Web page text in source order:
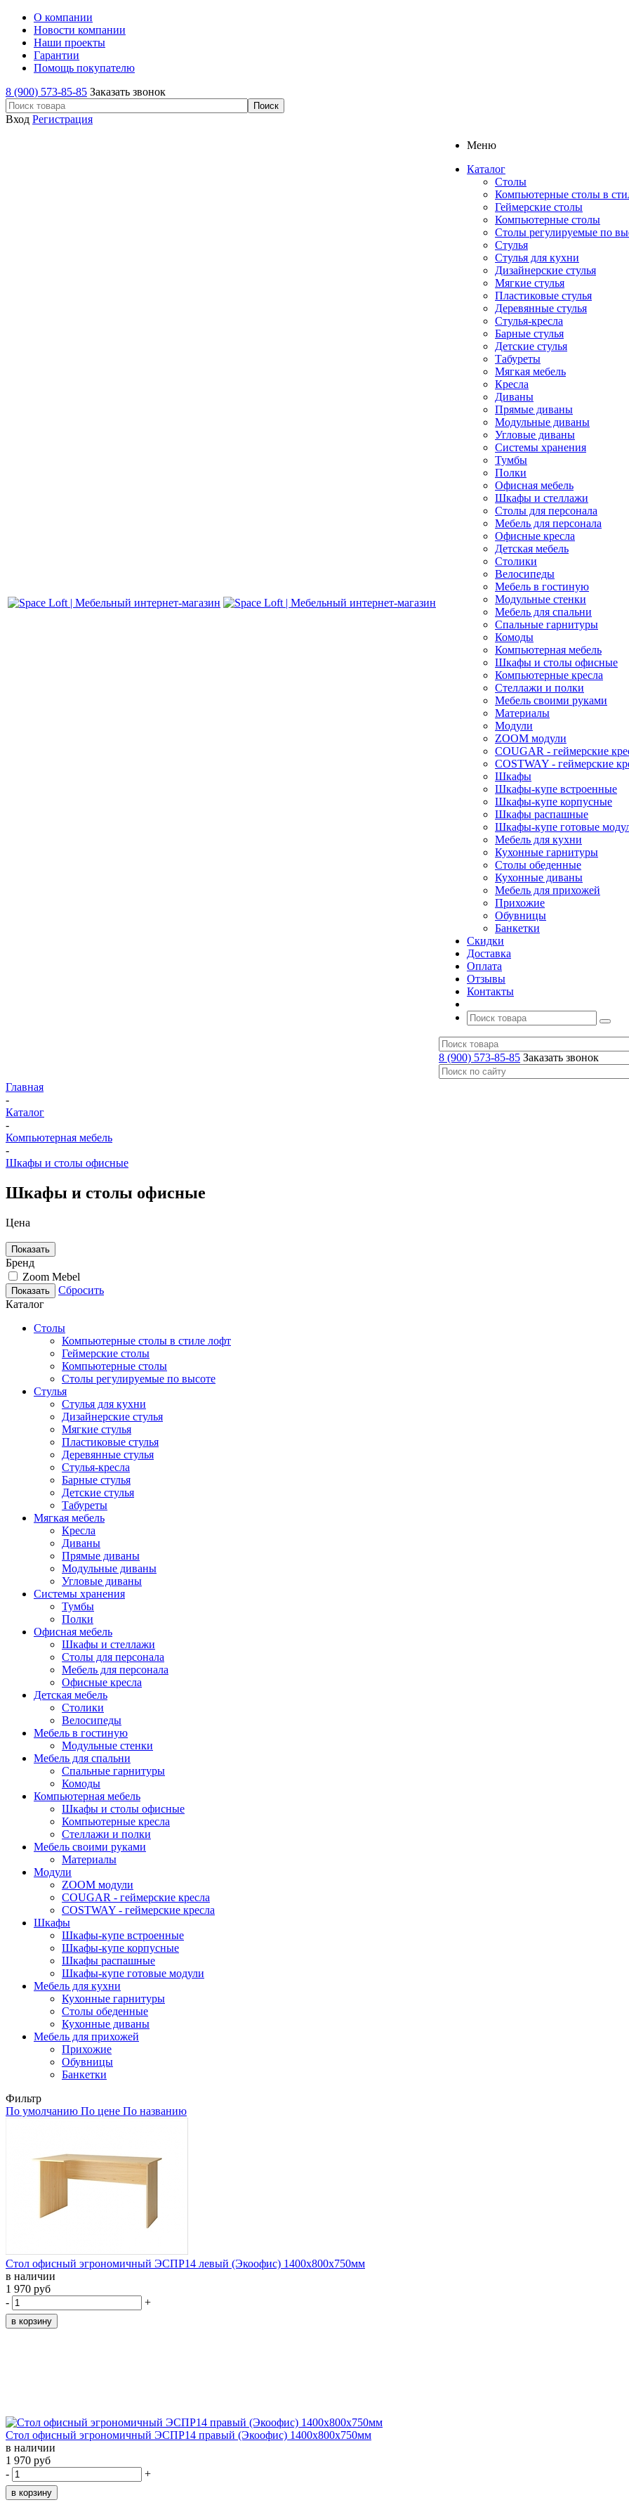
О компании
Новости компании
Наши проекты
Гарантии
Помощь покупателю
8 (900) 573-85-85 Заказать звонок
Вход Регистрация
Меню
Каталог
Столы
Компьютерные столы в
Геймерские столы
Компьютерные столы
Столы регулируемые по
Стулья
Стулья для кухни
Дизайнерские стулья
Мягкие стулья
Пластиковые стулья
Деревянные стулья
Стулья-кресла
Барные стулья
Детские стулья
Табуреты
Мягкая мебель
Кресла
Диваны
Прямые диваны
Модульные диваны
Угловые диваны
Системы хранения
Тумбы
Полки
Офисная мебель
Шкафы и стеллажи
Столы для персонала
Мебель для персонала
Офисные кресла
Детская мебель
Столики
Велосипеды
Мебель в гостиную
Модульные стенки
Мебель для спальни
Спальные гарнитуры
Комоды
Компьютерная мебель
Шкафы и столы офисные
Компьютерные кресла
Стеллажи и полки
Мебель своими руками
Материалы
Модули
ZOOM модули
COUGAR - геймерские
COSTWAY - геймерские
Шкафы
Шкафы-купе встроенные
Шкафы-купе корпусные
Шкафы распашные
Шкафы-купе готовые
Мебель для кухни
Кухонные гарнитуры
Столы обеденные
Кухонные диваны
Мебель для прихожей
Прихожие
Обувницы
Банкетки
Скидки
Доставка
Оплата
Отзывы
Контакты
8 (900) 573-85-85 Заказать звонок
Главная
-
Каталог
-
Компьютерная мебель
-
Шкафы и столы офисные
Шкафы и столы офисные
Цена
Показать
Бренд
Zoom Mebel
Показать
Сбросить
Каталог
Столы
Компьютерные столы в стиле лофт
Геймерские столы
Компьютерные столы
Столы регулируемые по высоте
Стулья
Стулья для кухни
Дизайнерские стулья
Мягкие стулья
Пластиковые стулья
Деревянные стулья
Стулья-кресла
Барные стулья
Детские стулья
Табуреты
Мягкая мебель
Кресла
Диваны
Прямые диваны
Модульные диваны
Угловые диваны
Системы хранения
Тумбы
Полки
Офисная мебель
Шкафы и стеллажи
Столы для персонала
Мебель для персонала
Офисные кресла
Детская мебель
Столики
Велосипеды
Мебель в гостиную
Модульные стенки
Мебель для спальни
Спальные гарнитуры
Комоды
Компьютерная мебель
Шкафы и столы офисные
Компьютерные кресла
Стеллажи и полки
Мебель своими руками
Материалы
Модули
ZOOM модули
COUGAR - геймерские кресла
COSTWAY - геймерские кресла
Шкафы
Шкафы-купе встроенные
Шкафы-купе корпусные
Шкафы распашные
Шкафы-купе готовые модули
Мебель для кухни
Кухонные гарнитуры
Столы обеденные
Кухонные диваны
Мебель для прихожей
Прихожие
Обувницы
Банкетки
Фильтр
По умолчанию По цене По названию
Стол офисный эгрономичный ЭСПР14 левый (Экоофис) 1400х800х750мм
в наличии
1 970 руб
-
+
Стол офисный эгрономичный ЭСПР14 правый (Экоофис) 1400х800х750мм
в наличии
1 970 руб
-
+